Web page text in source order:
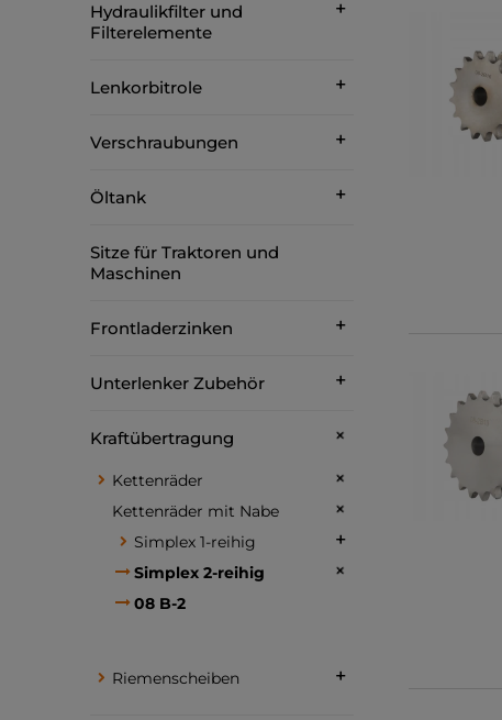
Hydraulikfilter und
Filterelemente
Lenkorbitrole
Verschraubungen
Öltank
Sitze für Traktoren und
Maschinen
Frontladerzinken
Unterlenker Zubehör
Kraftübertragung
Kettenräder
Kettenräder mit Nabe
Simplex 1-reihig
Simplex 2-reihig
08 B-2
Riemenscheiben